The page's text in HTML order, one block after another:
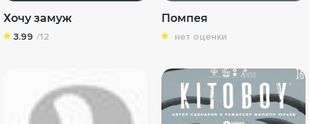
Хочу замуж
3.99 /12
Помпея
нет оценки